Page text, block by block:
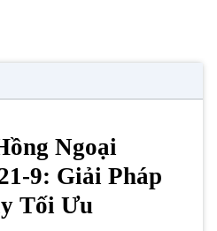
Ngoại
9: Giải Pháp
Tối Ưu